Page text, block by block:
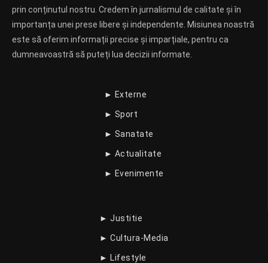
prin conținutul nostru. Credem în jurnalismul de calitate și în
importanța unei prese libere și independente. Misiunea noastră
este să oferim informații precise și imparțiale, pentru ca
dumneavoastră să puteți lua decizii informate.
► Externe
► Sport
► Sanatate
► Actualitate
► Evenimente
► Justitie
► Cultura-Media
► Lifestyle